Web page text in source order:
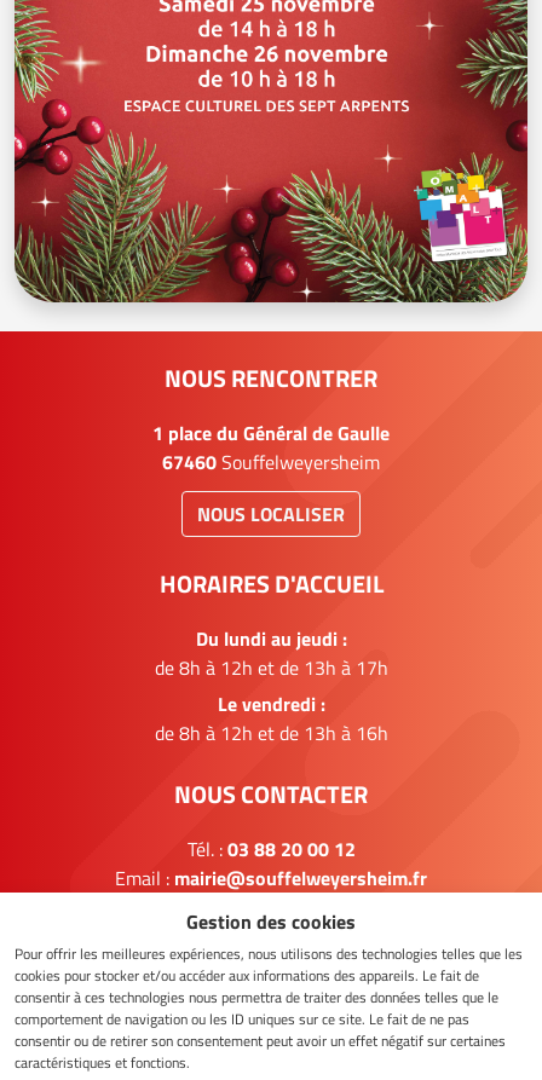
Gestion des cookies
Pour offrir les meilleures expériences, nous utilisons des technologies telles que les
cookies pour stocker et/ou accéder aux informations des appareils. Le fait de
consentir à ces technologies nous permettra de traiter des données telles que le
comportement de navigation ou les ID uniques sur ce site. Le fait de ne pas
consentir ou de retirer son consentement peut avoir un effet négatif sur certaines
caractéristiques et fonctions.
NOUS RENCONTRER
1 place du Général de Gaulle
67460Souffelweyersheim
NOUS LOCALISER
HORAIRES D'ACCUEIL
Du lundi au jeudi :
de 8h à 12h et de 13h à 17h
Le vendredi :
de 8h à 12h et de 13h à 16h
NOUS CONTACTER
Tél. :03 88 20 00 12
Email : mairie@souffelweyersheim.fr
FORMULAIRE DE CONTACT
NOUS SUIVRE